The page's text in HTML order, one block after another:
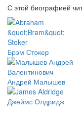
С этой биографией
Брэм Стокер
Андрей Малышев
Джеймс Олдридж